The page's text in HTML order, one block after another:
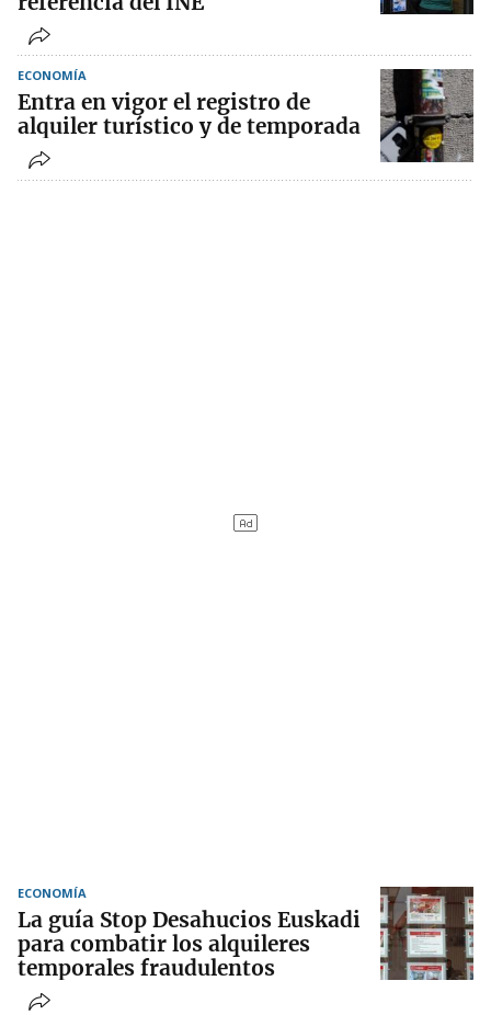
ECONOMÍA
Entra en vigor el registro de
alquiler turístico y de temporada
ECONOMÍA
La guía Stop Desahucios Euskadi
para combatir los alquileres
temporales fraudulentos